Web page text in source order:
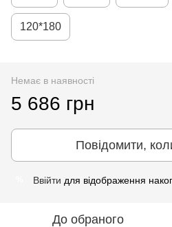
120*180
Немає в наявності
5 686 грн
Повідомити,
Ввійти для відображення
До обраного